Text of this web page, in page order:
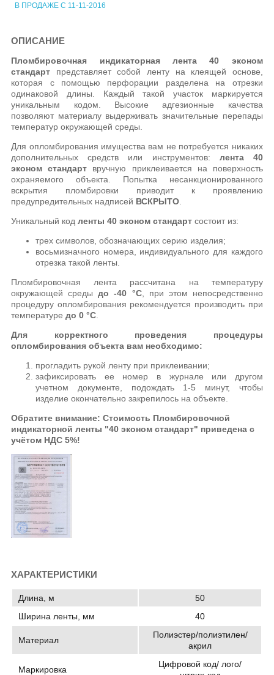
В ПРОДАЖЕ С 11-11-2016
ОПИСАНИЕ
Пломбировочная индикаторная лента 40 эконом
стандарт представляет собой ленту на клеящей основе,
которая с помощью перфорации разделена на отрезки
одинаковой длины. Каждый такой участок маркируется
уникальным кодом. Высокие адгезионные качества
позволяют материалу выдерживать значительные перепады
температур окружающей среды.
Для опломбирования имущества вам не потребуется никаких
дополнительных средств или инструментов: лента 40
эконом стандарт вручную приклеивается на поверхность
охраняемого объекта. Попытка несанкционированного
вскрытия пломбировки приводит к проявлению
предупредительных надписей ВСКРЫТО.
Уникальный кодленты 40 эконом стандарт состоит из:
трех символов, обозначающих серию изделия;
восьмизначного номера, индивидуального для каждого
отрезка такой ленты.
Пломбировочная лента рассчитана на температуру
окружающей средыдо -40 °C, при этом непосредственно
процедуру опломбирования рекомендуется производить при
температуредо 0 °C.
Для корректного проведения процедуры
опломбирования объекта вам необходимо:
прогладить рукой ленту при приклеивании;
зафиксировать ее номер в журнале или другом
учетном документе, подождать 1-5 минут, чтобы
изделие окончательно закрепилось на объекте.
Обратите внимание: Стоимость Пломбировочной
индикаторной ленты "40 эконом стандарт" приведена с
учётом НДС 5%!
ХАРАКТЕРИСТИКИ
Длина, м
50
Ширина ленты, мм
40
Материал
Полиэстер/полиэтилен/
акрил
Маркировка
Цифровой код/ лого/